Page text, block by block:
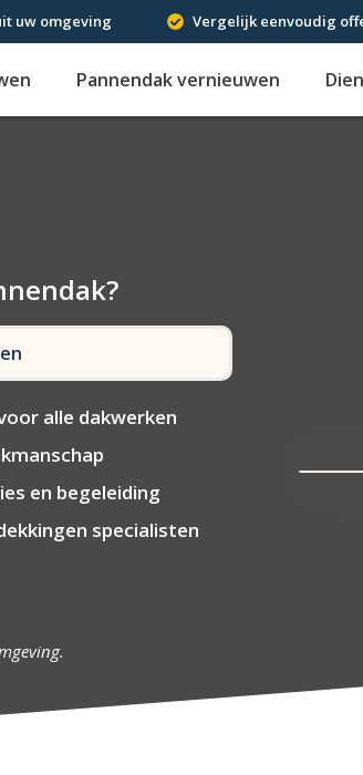
uw omgeving Vergelijk eenvoudig
Pannendak vernieuwen
alle dakwerken
en begeleiding
specialisten